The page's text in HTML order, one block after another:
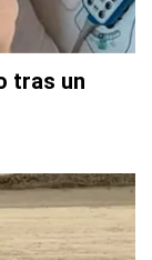
tras un